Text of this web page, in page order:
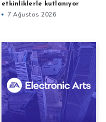
etkinliklerle kutlanıyor
7 Ağustos 2026